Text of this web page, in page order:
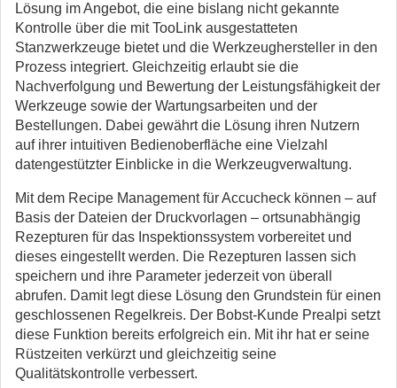
Lösung im Angebot, die eine bislang nicht gekannte
Kontrolle über die mit TooLink ausgestatteten
Stanzwerkzeuge bietet und die Werkzeughersteller in den
Prozess integriert. Gleichzeitig erlaubt sie die
Nachverfolgung und Bewertung der Leistungsfähigkeit der
Werkzeuge sowie der Wartungsarbeiten und der
Bestellungen. Dabei gewährt die Lösung ihren Nutzern
auf ihrer intuitiven Bedienoberfläche eine Vielzahl
datengestützter Einblicke in die Werkzeugverwaltung.
Mit dem Recipe Management für Accucheck können – auf
Basis der Dateien der Druckvorlagen – ortsunabhängig
Rezepturen für das Inspektionssystem vorbereitet und
dieses eingestellt werden. Die Rezepturen lassen sich
speichern und ihre Parameter jederzeit von überall
abrufen. Damit legt diese Lösung den Grundstein für einen
geschlossenen Regelkreis. Der Bobst-Kunde Prealpi setzt
diese Funktion bereits erfolgreich ein. Mit ihr hat er seine
Rüstzeiten verkürzt und gleichzeitig seine
Qualitätskontrolle verbessert.